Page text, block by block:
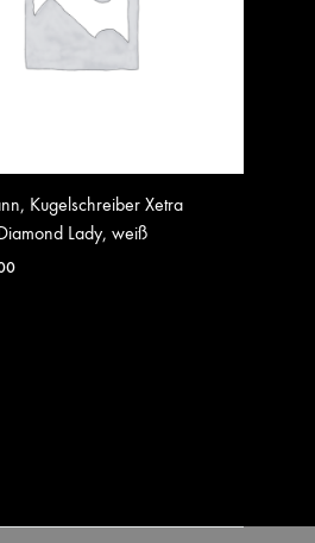
Kugelschreiber Xetra
Lady, weiß